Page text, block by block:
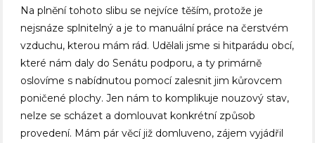
Na plnění tohoto slibu se nejvíce těším, protože je
nejsnáze splnitelný a je to manuální práce na čerstvém
vzduchu, kterou mám rád. Udělali jsme si hitparádu obcí,
které nám daly do Senátu podporu, a ty primárně
oslovíme s nabídnutou pomocí zalesnit jim kůrovcem
poničené plochy. Jen nám to komplikuje nouzový stav,
nelze se scházet a domlouvat konkrétní způsob
provedení. Mám pár věcí již domluveno, zájem vyjádřil